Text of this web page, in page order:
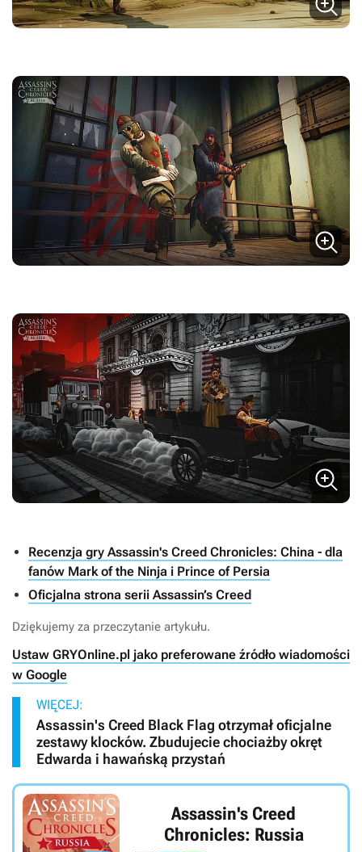
Recenzja gry Assassin's Creed Chronicles: China - dla
fanów Mark of the Ninja i Prince of Persia
Oficjalna strona serii Assassin’s Creed
Dziękujemy za przeczytanie artykułu.
Ustaw GRYOnline.pl jako preferowane źródło wiadomości
w Google
WIĘCEJ:
Assassin's Creed Black Flag otrzymał oficjalne
zestawy klocków. Zbudujecie chociażby okręt
Edwarda i hawańską przystań
Assassin's Creed
Chronicles: Russia